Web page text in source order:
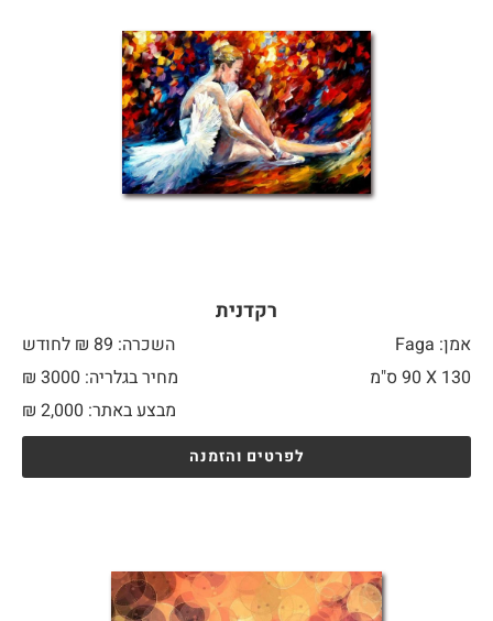
רקדנית
אמן: Faga
השכרה: 89 ₪ לחודש
130 X
מחיר בגלריה: 3000 ₪
מבצע באתר:
₪ 2,000
לפרטים והזמנה